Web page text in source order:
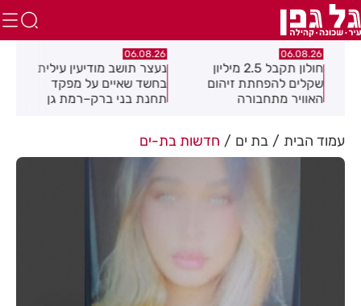
06.08.26
חולון תקבל 2.5 מיליון
שקלים להפחתת זיהום
האוויר מתחבורה
06.08.26
נעצר תושב מודיעין עילית
בחשד שאיים על מפקד
תחנת בני ברק–רמת גן
עמוד הבית בת ים חדשות בת-ים